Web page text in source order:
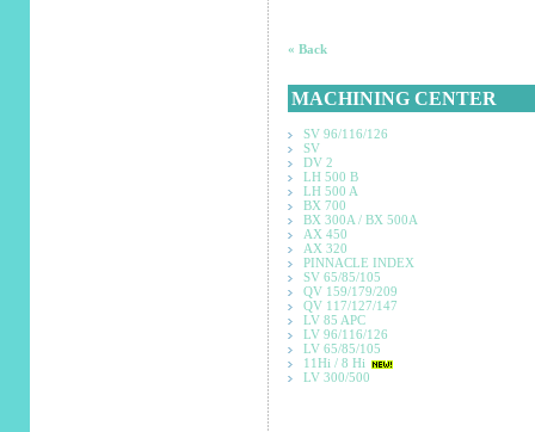
« Back
MACHINING CENTER
SV 96/116/126
SV
DV 2
LH 500 B
LH 500 A
BX 700
BX 300A / BX 500A
AX 450
AX 320
PINNACLE INDEX
SV 65/85/105
QV 159/179/209
QV 117/127/147
LV 85 APC
LV 96/116/126
LV 65/85/105
11Hi / 8 Hi
LV 300/500